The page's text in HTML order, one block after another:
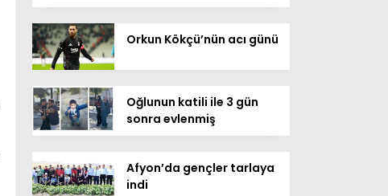
Orkun Kökçü’nün acı günü
Oğlunun katili ile 3 gün
sonra evlenmiş
Afyon’da gençler tarlaya
indi